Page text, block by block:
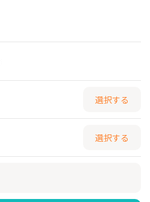
選択する
選択する